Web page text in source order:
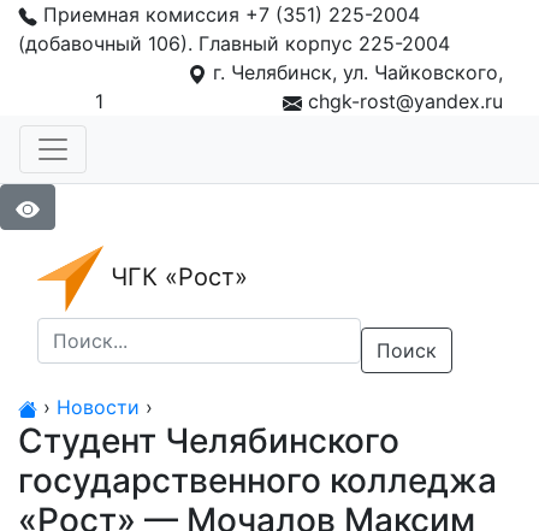
Приемная комиссия +7 (351) 225-2004
(добавочный 106). Главный корпус 225-2004
г. Челябинск, ул. Чайковского,
1
chgk-rost@yandex.ru
ЧГК «Рост»
Поиск
› Новости ›
Студент Челябинского
государственного колледжа
«Рост» — Мочалов Максим